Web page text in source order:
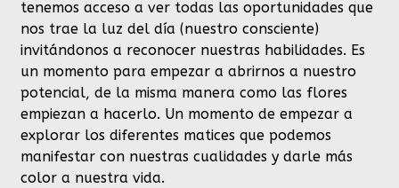
tenemos acceso a ver todas las oportunidades que
nos trae la luz del día (nuestro consciente)
invitándonos a reconocer nuestras habilidades. Es
un momento para empezar a abrirnos a nuestro
potencial, de la misma manera como las flores
empiezan a hacerlo. Un momento de empezar a
explorar los diferentes matices que podemos
manifestar con nuestras cualidades y darle más
color a nuestra vida.